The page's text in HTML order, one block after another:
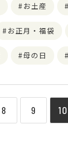
お土産
お正月・福袋
母の日
8 9 10